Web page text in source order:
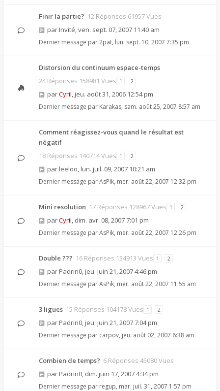
Finir la partie? 12 Réponses 61957 Vues
par Invité,ven. sept. 07, 2007 11:40 am
Dernier message par2pat, lun. sept. 10, 2007 7:35 pm
Distorsion du continuum espace-temps
24 Réponses 158981 Vues 1 2
parCyril, jeu. août 31, 2006 12:54 pm
Dernier message par Karakas, sam. août 25, 2007 8:57 am
Comment réagissez-vous quand le résultat est
négatif
18 Réponses 140714 Vues 1 2
par leeloo, lun. juil. 09, 2007 10:21 am
Dernier message parAsPik, mer. août 22, 2007 12:32 pm
Mini resolution 17 Réponses 128967 Vues 1 2
parCyril, dim. avr. 08, 2007 7:01 pm
Dernier message parAsPik, mer. août 22, 2007 12:26 pm
Double ??? 16 Réponses 134913 Vues 1 2
par Padrin0, jeu. juin 21, 2007 4:46 pm
Dernier message parAsPik, mer. août 22, 2007 11:55 am
3 ligues 15 Réponses 104178 Vues 1 2
par Padrin0, jeu. juin 21, 2007 7:04 pm
Dernier message par carpov, jeu. août 02, 2007 6:38 am
Combien de temps? 6 Réponses 45080 Vues
par Padrin0, dim. juin 17, 2007 4:34 pm
Dernier message par regup, mar. juil. 31, 2007 1:57 pm